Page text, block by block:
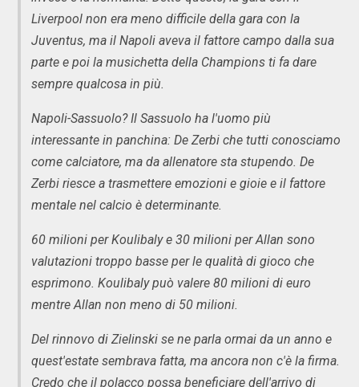
Liverpool non era meno difficile della gara con la
Juventus, ma il Napoli aveva il fattore campo dalla sua
parte e poi la musichetta della Champions ti fa dare
sempre qualcosa in più.
Napoli-Sassuolo? Il Sassuolo ha l'uomo più
interessante in panchina: De Zerbi che tutti conosciamo
come calciatore, ma da allenatore sta stupendo. De
Zerbi riesce a trasmettere emozioni e gioie e il fattore
mentale nel calcio è determinante.
60 milioni per Koulibaly e 30 milioni per Allan sono
valutazioni troppo basse per le qualità di gioco che
esprimono. Koulibaly può valere 80 milioni di euro
mentre Allan non meno di 50 milioni.
Del rinnovo di Zielinski se ne parla ormai da un anno e
quest'estate sembrava fatta, ma ancora non c'è la firma.
Credo che il polacco possa beneficiare dell'arrivo di